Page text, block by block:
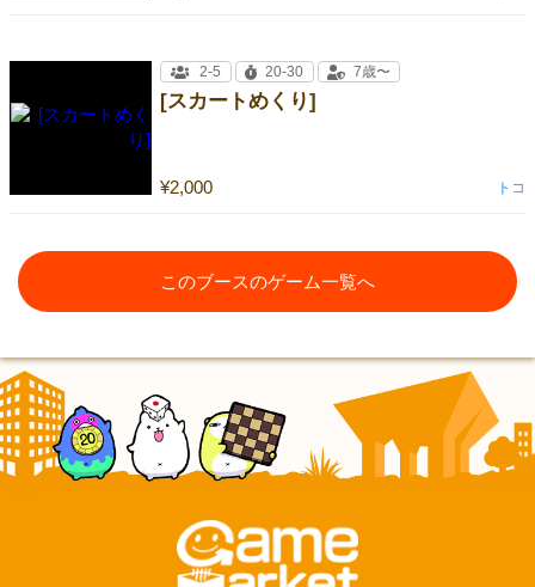
[スカートめくり]
¥2,000
2-5 20-30 7歳〜
トコ
このブースのゲーム一覧へ